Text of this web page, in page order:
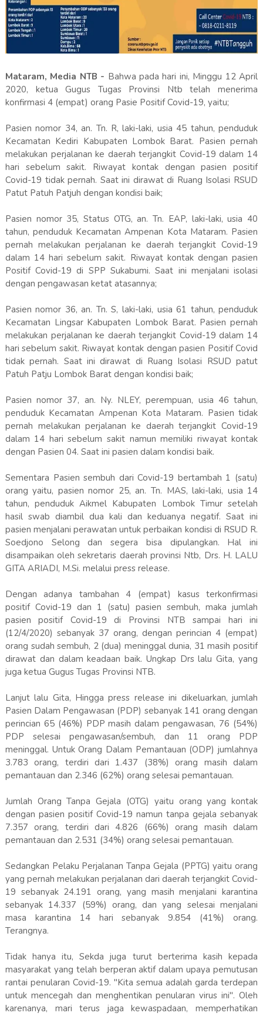
Mataram, Media NTB - Bahwa pada hari ini, Minggu 12 April
2020, ketua Gugus Tugas Provinsi Ntb telah menerima
konfirmasi 4 (empat) orang Pasie Positif Covid-19, yaitu;
Pasien nomor 34, an. Tn. R, laki-laki, usia 45 tahun, penduduk
Kecamatan Kediri Kabupaten Lombok Barat. Pasien pernah
melakukan perjalanan ke daerah terjangkit Covid-19 dalam 14
hari sebelum sakit. Riwayat kontak dengan pasien positif
Covid-19 tidak pernah. Saat ini dirawat di Ruang Isolasi RSUD
Patut Patuh Patjuh dengan kondisi baik;
Pasien nomor 35, Status OTG, an. Tn. EAP, laki-laki, usia 40
tahun, penduduk Kecamatan Ampenan Kota Mataram. Pasien
pernah melakukan perjalanan ke daerah terjangkit Covid-19
dalam 14 hari sebelum sakit. Riwayat kontak dengan pasien
Positif Covid-19 di SPP Sukabumi. Saat ini menjalani isolasi
dengan pengawasan ketat atasannya;
Pasien nomor 36, an. Tn. S, laki-laki, usia 61 tahun, penduduk
Kecamatan Lingsar Kabupaten Lombok Barat. Pasien pernah
melakukan perjalanan ke daerah terjangkit Covid-19 dalam 14
hari sebelum sakit. Riwayat kontak dengan pasien Positif Covid
tidak pernah. Saat ini dirawat di Ruang Isolasi RSUD patut
Patuh Patju Lombok Barat dengan kondisi baik;
Pasien nomor 37, an. Ny. NLEY, perempuan, usia 46 tahun,
penduduk Kecamatan Ampenan Kota Mataram. Pasien tidak
pernah melakukan perjalanan ke daerah terjangkit Covid-19
dalam 14 hari sebelum sakit namun memiliki riwayat kontak
dengan Pasien 04. Saat ini pasien dalam kondisi baik.
Sementara Pasien sembuh dari Covid-19 bertambah 1 (satu)
orang yaitu, pasien nomor 25, an. Tn. MAS, laki-laki, usia 14
tahun, penduduk Aikmel Kabupaten Lombok Timur setelah
hasil swab diambil dua kali dan keduanya negatif. Saat ini
pasien menjalani perawatan untuk perbaikan kondisi di RSUD R.
Soedjono Selong dan segera bisa dipulangkan. Hal ini
disampaikan oleh sekretaris daerah provinsi Ntb, Drs. H. LALU
GITA ARIADI, M.Si. melalui press release.
Dengan adanya tambahan 4 (empat) kasus terkonfirmasi
positif Covid-19 dan 1 (satu) pasien sembuh, maka jumlah
pasien positif Covid-19 di Provinsi NTB sampai hari ini
(12/4/2020) sebanyak 37 orang, dengan perincian 4 (empat)
orang sudah sembuh, 2 (dua) meninggal dunia, 31 masih positif
dirawat dan dalam keadaan baik. Ungkap Drs lalu Gita, yang
juga ketua Gugus Tugas Provinsi NTB.
Lanjut lalu Gita, Hingga press release ini dikeluarkan, jumlah
Pasien Dalam Pengawasan (PDP) sebanyak 141 orang dengan
perincian 65 (46%) PDP masih dalam pengawasan, 76 (54%)
PDP selesai pengawasan/sembuh, dan 11 orang PDP
meninggal. Untuk Orang Dalam Pemantauan (ODP) jumlahnya
3.783 orang, terdiri dari 1.437 (38%) orang masih dalam
pemantauan dan 2.346 (62%) orang selesai pemantauan.
Jumlah Orang Tanpa Gejala (OTG) yaitu orang yang kontak
dengan pasien positif Covid-19 namun tanpa gejala sebanyak
7.357 orang, terdiri dari 4.826 (66%) orang masih dalam
pemantauan dan 2.531 (34%) orang selesai pemantauan.
Sedangkan Pelaku Perjalanan Tanpa Gejala (PPTG) yaitu orang
yang pernah melakukan perjalanan dari daerah terjangkit Covid-
19 sebanyak 24.191 orang, yang masih menjalani karantina
sebanyak 14.337 (59%) orang, dan yang selesai menjalani
masa karantina 14 hari sebanyak 9.854 (41%) orang.
Terangnya.
Tidak hanya itu, Sekda juga turut berterima kasih kepada
masyarakat yang telah berperan aktif dalam upaya pemutusan
rantai penularan Covid-19. "Kita semua adalah garda terdepan
untuk mencegah dan menghentikan penularan virus ini". Oleh
karenanya, mari terus jaga kewaspadaan, memperhatikan